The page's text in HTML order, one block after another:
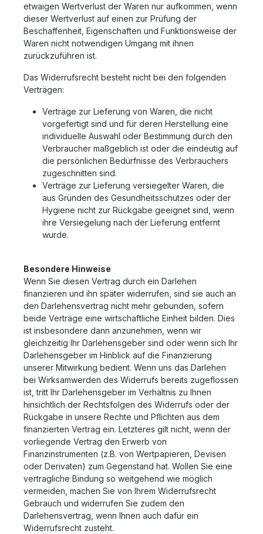
etwaigen Wertverlust der Waren nur aufkommen, wenn
dieser Wertverlust auf einen zur Prüfung der
Beschaffenheit, Eigenschaften und Funktionsweise der
Waren nicht notwendigen Umgang mit ihnen
zurückzuführen ist.
Das Widerrufsrecht besteht nicht bei den folgenden
Verträgen:
Verträge zur Lieferung von Waren, die nicht
vorgefertigt sind und für deren Herstellung eine
individuelle Auswahl oder Bestimmung durch den
Verbraucher maßgeblich ist oder die eindeutig auf
die persönlichen Bedürfnisse des Verbrauchers
zugeschnitten sind.
Verträge zur Lieferung versiegelter Waren, die
aus Gründen des Gesundheitsschutzes oder der
Hygiene nicht zur Rückgabe geeignet sind, wenn
ihre Versiegelung nach der Lieferung entfernt
wurde.
Besondere Hinweise
Wenn Sie diesen Vertrag durch ein Darlehen
finanzieren und ihn später widerrufen, sind sie auch an
den Darlehensvertrag nicht mehr gebunden, sofern
beide Verträge eine wirtschaftliche Einheit bilden. Dies
ist insbesondere dann anzunehmen, wenn wir
gleichzeitig Ihr Darlehensgeber sind oder wenn sich Ihr
Darlehensgeber im Hinblick auf die Finanzierung
unserer Mitwirkung bedient. Wenn uns das Darlehen
bei Wirksamwerden des Widerrufs bereits zugeflossen
ist, tritt Ihr Darlehensgeber im Verhältnis zu Ihnen
hinsichtlich der Rechtsfolgen des Widerrufs oder der
Rückgabe in unsere Rechte und Pflichten aus dem
finanzierten Vertrag ein. Letzteres gilt nicht, wenn der
vorliegende Vertrag den Erwerb von
Finanzinstrumenten (z.B. von Wertpapieren, Devisen
oder Derivaten) zum Gegenstand hat. Wollen Sie eine
vertragliche Bindung so weitgehend wie möglich
vermeiden, machen Sie von Ihrem Widerrufsrecht
Gebrauch und widerrufen Sie zudem den
Darlehensvertrag, wenn Ihnen auch dafür ein
Widerrufsrecht zusteht.